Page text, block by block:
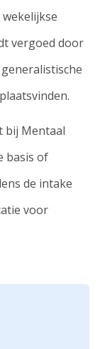
vergoed door
bij Mentaal
basis of
de intake
voor